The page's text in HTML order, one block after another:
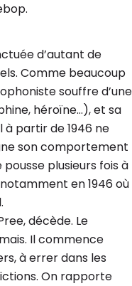
d’autant de
Comme beaucoup
souffre d’une
héroïne…), et sa
à partir de 1946 ne
son comportement
plusieurs fois à
en 1946 où
décède. Le
Il commence
à errer dans les
On rapporte